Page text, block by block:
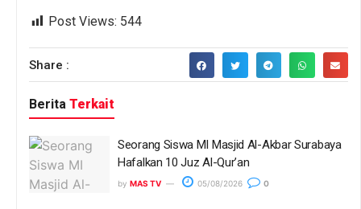
Post Views: 544
Share :
Berita Terkait
Seorang Siswa MI Masjid Al-Akbar Surabaya
Hafalkan 10 Juz Al-Qur’an
by MAS TV 05/08/2026 0